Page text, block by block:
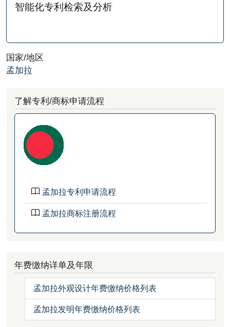
智能化专利检索及分析
国家/地区
孟加拉
了解专利/商标申请流程
孟加拉专利申请流程
孟加拉商标注册流程
年费缴纳详单及年限
孟加拉外观设计年费缴纳价格列表
孟加拉发明年费缴纳价格列表